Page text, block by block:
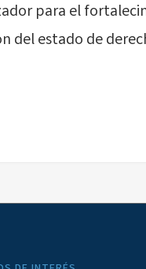
para el
del estado de